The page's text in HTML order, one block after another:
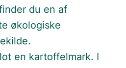
du en af
økologiske
en kartoffelmark. I